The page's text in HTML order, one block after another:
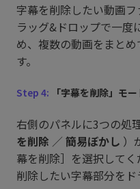
字幕を削除したい動画
ラッグ&ドロップで一度
め、複数の動画をまと
す。
Step 4: 「字幕を削除」モ
右側のパネルに3つの処
を削除 ／ 簡易ぼかし ）
幕を削除］を選択してく
削除したい字幕部分をド